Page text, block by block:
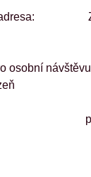
osobní
čísla: